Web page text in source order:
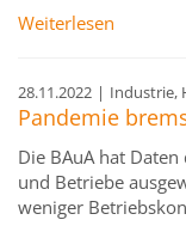
Weiterlesen
28.11.2022 | Industrie,
Pandemie
Die BAuA hat
und Betriebe
weniger